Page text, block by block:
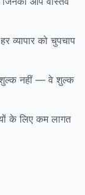
व्यापार को चुपचाप
शुल्क नहीं — वे शुल्क
के लिए कम लागत